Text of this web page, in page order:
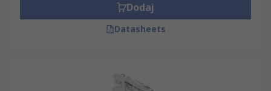
Dodaj
Datasheets